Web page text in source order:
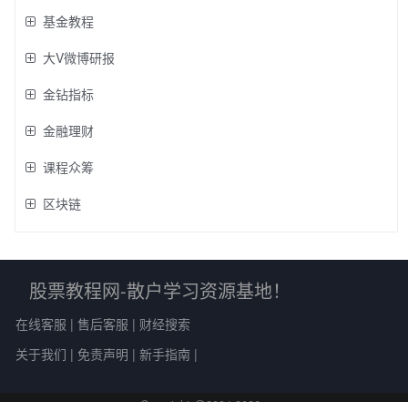
基金教程
大V微博研报
金钻指标
金融理财
课程众筹
区块链
股票教程网-散户学习资源基地！
在线客服 | 售后客服 | 财经搜索
关于我们 | 免责声明 | 新手指南 |